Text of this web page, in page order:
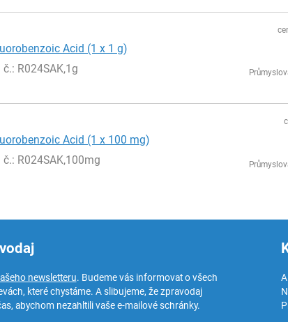
Acid (1 x 1 g)
č.: R024SAK,1g
Acid (1 x 100 mg)
č.: R024SAK,100mg
newsletteru. Budeme vás informovat o všech
které chystáme. A slibujeme, že zpravodaj
abychom nezahltili vaše e-mailové schránky.